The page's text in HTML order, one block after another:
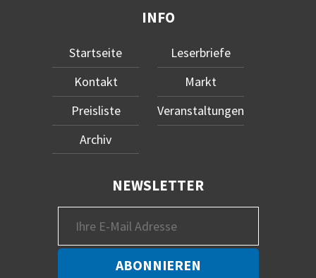
INFO
Startseite
Kontakt
Preisliste
Archiv
Leserbriefe
Markt
Veranstaltungen
NEWSLETTER